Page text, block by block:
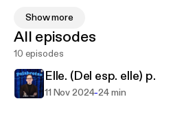
etimológico único,
evoluciones y anécdotas
vocabulario. Cada episodio
exponiendo sus
históricos y los personajes
Show more
All episodes
10 episodes
Elle. (Del esp. elle) p.
11 Nov 2024-24 min